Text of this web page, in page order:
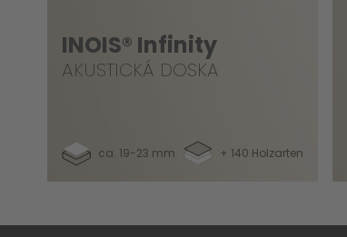
INOIS® Infinity
AKUSTICKÁ DOSKA
ca. 19-23 mm + 140 Holzarten